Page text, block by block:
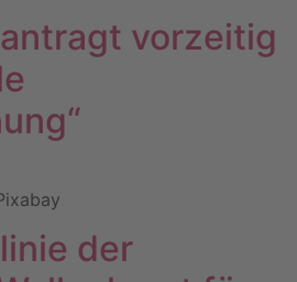
vorzeitig
der